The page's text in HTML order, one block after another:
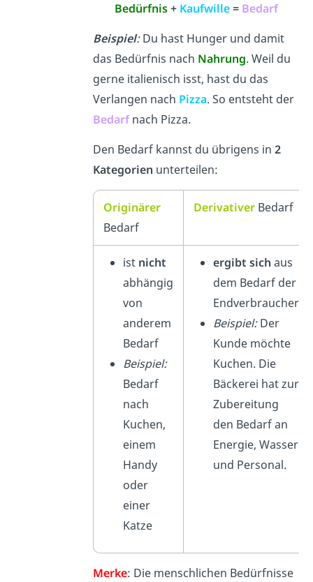
Bedürfnis+ Kaufwille= Bedarf
Beispiel:Du hast Hunger und damit
das Bedürfnis nach Nahrung. Weil du
gerne italienisch isst, hast du das
Verlangen nach Pizza. So entsteht der
Bedarf nach Pizza.
Den Bedarf kannst du übrigens in2
Kategorien unterteilen:
Originärer
Bedarf
Derivativer Bedarf
ist nicht
abhängig
von
anderem
Bedarf
Beispiel:
Bedarf
nach
Kuchen,
einem
Handy
oder
einer
Katze
ergibtsich aus
dem Bedarf der
Endverbraucher
Beispiel:Der
Kunde möchte
Kuchen. Die
Bäckerei hat zur
Zubereitung
den Bedarf an
Energie, Wasser
und Personal.
Merke: Die menschlichen Bedürfnisse